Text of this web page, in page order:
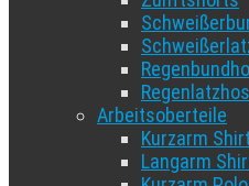
Arbeitsoberteile
Kurzarm
Langarm